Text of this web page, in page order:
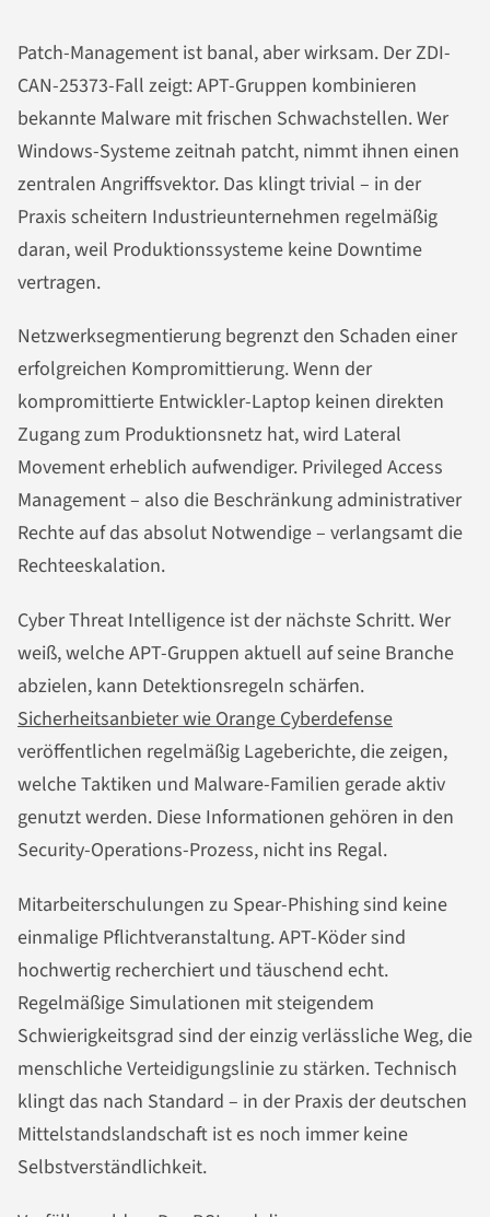
Patch-Management ist banal, aber wirksam. Der ZDI-
CAN-25373-Fall zeigt: APT-Gruppen kombinieren
bekannte Malware mit frischen Schwachstellen. Wer
Windows-Systeme zeitnah patcht, nimmt ihnen einen
zentralen Angriffsvektor. Das klingt trivial – in der
Praxis scheitern Industrieunternehmen regelmäßig
daran, weil Produktionssysteme keine Downtime
vertragen.
Netzwerksegmentierung begrenzt den Schaden einer
erfolgreichen Kompromittierung. Wenn der
kompromittierte Entwickler-Laptop keinen direkten
Zugang zum Produktionsnetz hat, wird Lateral
Movement erheblich aufwendiger. Privileged Access
Management – also die Beschränkung administrativer
Rechte auf das absolut Notwendige – verlangsamt die
Rechteeskalation.
Cyber Threat Intelligence ist der nächste Schritt. Wer
weiß, welche APT-Gruppen aktuell auf seine Branche
abzielen, kann Detektionsregeln schärfen.
Sicherheitsanbieter wie Orange Cyberdefense
veröffentlichen regelmäßig Lageberichte, die zeigen,
welche Taktiken und Malware-Familien gerade aktiv
genutzt werden. Diese Informationen gehören in den
Security-Operations-Prozess, nicht ins Regal.
Mitarbeiterschulungen zu Spear-Phishing sind keine
einmalige Pflichtveranstaltung. APT-Köder sind
hochwertig recherchiert und täuschend echt.
Regelmäßige Simulationen mit steigendem
Schwierigkeitsgrad sind der einzig verlässliche Weg, die
menschliche Verteidigungslinie zu stärken. Technisch
klingt das nach Standard – in der Praxis der deutschen
Mittelstandslandschaft ist es noch immer keine
Selbstverständlichkeit.